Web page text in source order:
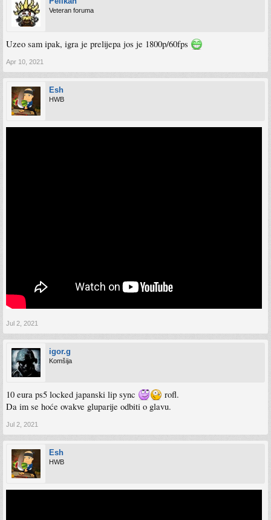
Veteran foruma
Uzeo sam ipak, igra je prelijepa jos je 1800p/60fps
Apr 10, 2021
Esh
HWB
Jul 2, 2021
igor.g
Komšija
10 eura ps5 locked japanski lip sync
rofl.
Da im se hoće ovakve gluparije odbiti o glavu.
Jul 2, 2021
Esh
HWB